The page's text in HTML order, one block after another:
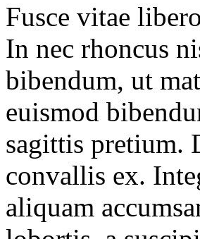
Fusce vitae
In nec rhoncus
bibendum, ut
euismod
sagittis pretium.
convallis ex.
aliquam